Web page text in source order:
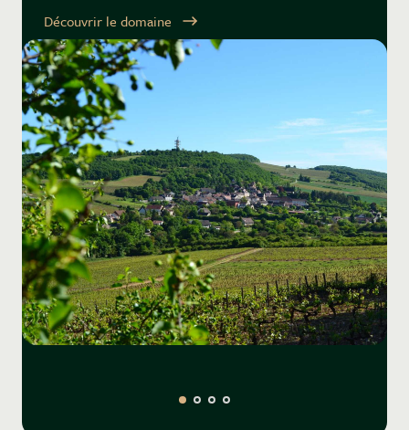
Découvrir le domaine